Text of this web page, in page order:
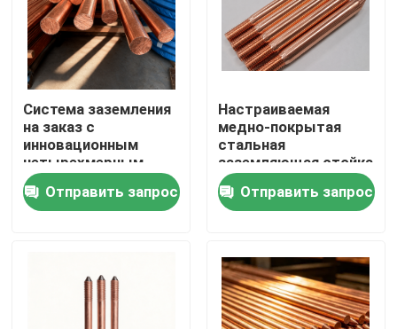
Главная страница
Продукция
О Компании
Система заземления
на заказ с
инновационным
четырехмерным
электропокрытием
Отправить запрос
Настраиваемая
медно-покрытая
стальная
заземляющая стойка
с конкурентной
ценойОтправить запрос